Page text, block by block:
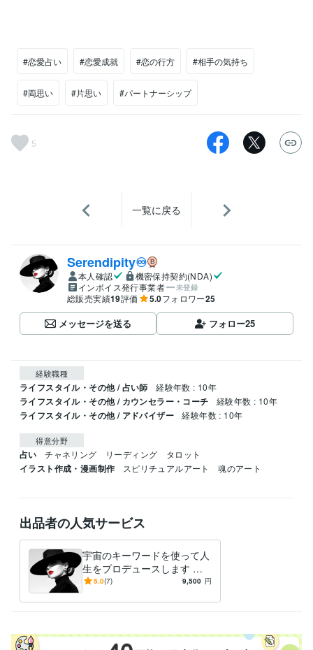
#恋愛占い #恋愛成就 #恋の行方 #相手の気持ち
#両思い #片思い #パートナーシップ
5
一覧に戻る
Serendipity♾️
本人確認
機密保持契約(NDA)
インボイス発行事業者
未登録
総販売実績19評価 5.0フォロワー25
メッセージを送る フォロー25
経験職種
ライフスタイル・その他 / 占い師 経験年数 : 10年
ライフスタイル・その他 / カウンセラー・コーチ 経験年数 : 10年
ライフスタイル・その他 / アドバイザー 経験年数 : 10年
得意分野
占い チャネリング　リーディング　タロット
イラスト作成・漫画制作 スピリチュアルアート　魂のアート
出品者の人気サービス
宇宙のキーワードを使って人
生をプロデュースします 貴
方はこの地球に何をしに来た
5.0(7) 9,500 円